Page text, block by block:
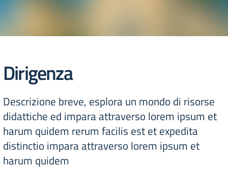
Dirigenza
Descrizione breve, esplora un mondo di risorse
didattiche ed impara attraverso lorem ipsum et
harum quidem rerum facilis est et expedita
distinctio impara attraverso lorem ipsum et
harum quidem